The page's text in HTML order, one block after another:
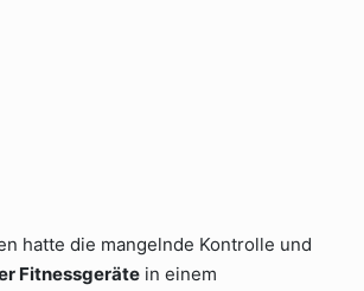
hatte die mangelnde Kontrolle und
Fitnessgeräte in einem